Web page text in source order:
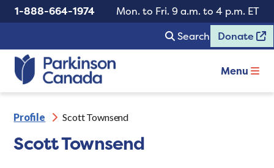
1-888-664-1974
Mon. to Fri. 9 a.m. to 4 p.m. ET
Search
Donate
Menu
Profile Scott Townsend
Scott Townsend